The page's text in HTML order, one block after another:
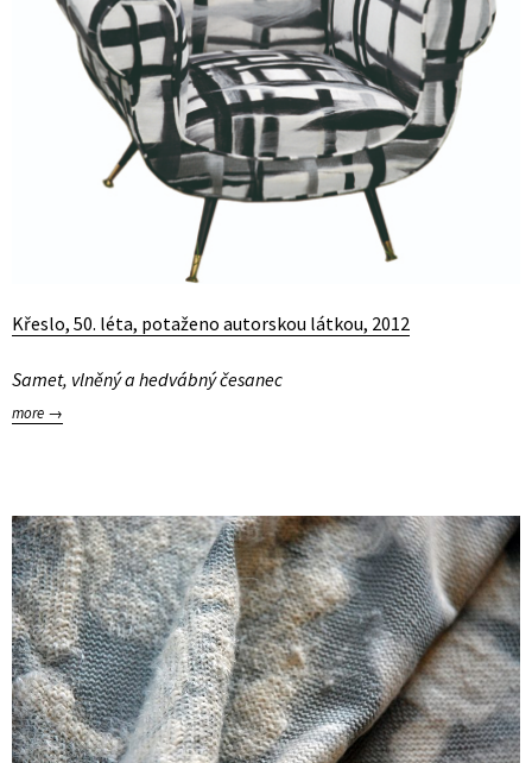
Křeslo, 50. léta, potaženo autorskou látkou, 2012
Samet, vlněný a hedvábný česanec
more →